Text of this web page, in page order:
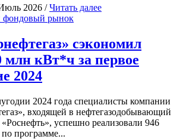
2026 /Читать далее
фондовый рынок
сэкономил
млн кВт*ч за первое
2024
2024 года специалисты компании
входящей в нефтегазодобывающий
успешно реализовали 946
программе...